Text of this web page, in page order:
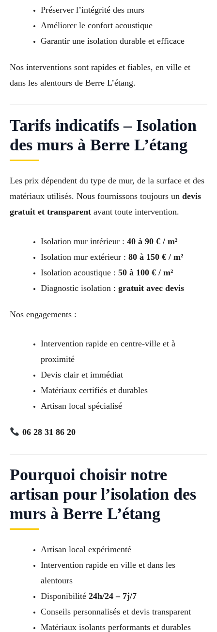
Préserver l’intégrité des murs
Améliorer le confort acoustique
Garantir une isolation durable et efficace
Nos interventions sont rapides et fiables, en ville et
dans les alentours de Berre L’étang.
Tarifs indicatifs – Isolation
des murs à Berre L’étang
Les prix dépendent du type de mur, de la surface et des
matériaux utilisés. Nous fournissons toujours un devis
gratuit et transparent avant toute intervention.
Isolation mur intérieur : 40 à 90 € / m²
Isolation mur extérieur : 80 à 150 € / m²
Isolation acoustique : 50 à 100 € / m²
Diagnostic isolation : gratuit avec devis
Nos engagements :
Intervention rapide en centre-ville et à
proximité
Devis clair et immédiat
Matériaux certifiés et durables
Artisan local spécialisé
06 28 31 86 20
Pourquoi choisir notre
artisan pour l’isolation des
murs à Berre L’étang
Artisan local expérimenté
Intervention rapide en ville et dans les
alentours
Disponibilité 24h/24 – 7j/7
Conseils personnalisés et devis transparent
Matériaux isolants performants et durables